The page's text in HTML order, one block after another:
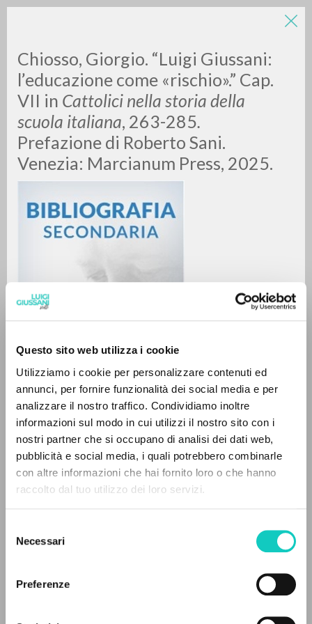
Questo sito web utilizza i cookie
Utilizziamo i cookie per personalizzare contenuti ed
annunci, per fornire funzionalità dei social media e per
analizzare il nostro traffico. Condividiamo inoltre
informazioni sul modo in cui utilizzi il nostro sito con i
nostri partner che si occupano di analisi dei dati web,
pubblicità e social media, i quali potrebbero combinarle
con altre informazioni che hai fornito loro o che hanno
raccolto dal tuo utilizzo dei loro servizi.
delNecessari
Preferenze
Chiosso, Giorgio. “Luigi Giussani:
l’educazione come «rischio».” Cap.
VII in Cattolici nella storia della
scuola italiana, 263-285.
Prefazione di Roberto Sani.
Venezia: Marcianum Press, 2025.
Chiosso GiorgioAutor
Sani RobertoIntroducción
Marcianum Press
Páginas: 24
LUIGI
GIUSSANI
scritti
BÚSQUEDA AVANZADA »
0DOCUMENTOS ENCONTRADOS
RESULTADOS SUCESIVOS